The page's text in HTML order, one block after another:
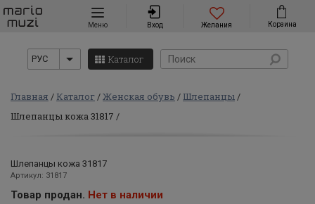
Навигация
Меню Вход Желания Корзина
РУС Каталог
Главная Каталог Женская обувь
Шлепанцы
Шлепанцы кожа 31817
Шлепанцы кожа 31817
Артикул: 31817
Товар продан. Нет в наличии